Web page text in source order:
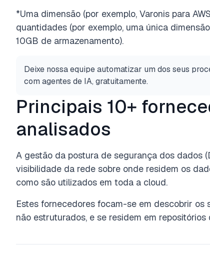
*Uma dimensão (por exemplo, Varonis para
quantidades (por exemplo, uma única
10GB de armazenamento).
Deixe nossa equipe automatizar um dos seus
com agentes de IA, gratuitamente.
Principais 10+
analisados
A gestão da postura de segurança dos dados
visibilidade da rede sobre onde residem os
como são utilizados em toda a cloud.
Estes fornecedores focam-se em descobrir os
não estruturados, e se residem em repositórios